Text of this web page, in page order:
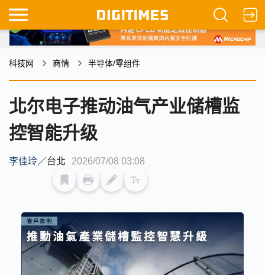
科技网 商情 半导体/零组件
北尔电子推动油气产业储槽监
控智能升级
李佳玲／台北 2026/07/08 03:08